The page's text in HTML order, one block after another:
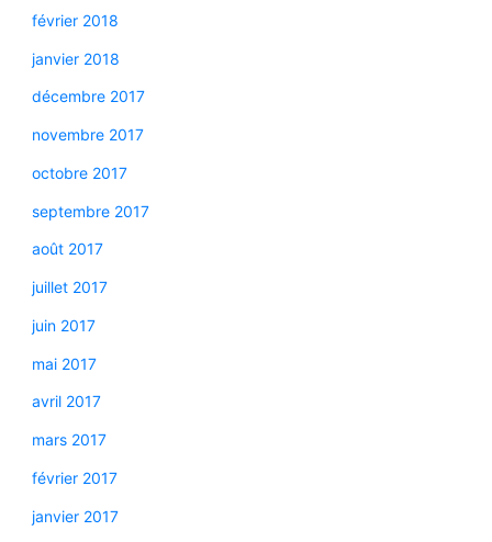
février 2018
janvier 2018
décembre 2017
novembre 2017
octobre 2017
septembre 2017
août 2017
juillet 2017
juin 2017
mai 2017
avril 2017
mars 2017
février 2017
janvier 2017